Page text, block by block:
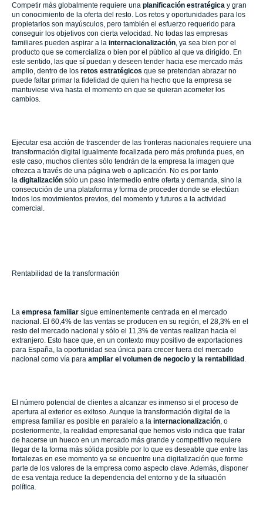
Competir más globalmente requiere una planificación estratégica y gran
un conocimiento de la oferta del resto. Los retos y oportunidades para los
propietarios son mayúsculos, pero también el esfuerzo requerido para
conseguir los objetivos con cierta velocidad. No todas las empresas
familiares pueden aspirar a la internacionalización , ya sea bien por el
producto que se comercializa o bien por el público al que va dirigido. En
este sentido, las que sí puedan y deseen tender hacia ese mercado más
amplio, dentro de los retos estratégicos que se pretendan abrazar no
puede faltar primar la fidelidad de quien ha hecho que la empresa se
mantuviese viva hasta el momento en que se quieran acometer los
cambios.
Ejecutar esa acción de trascender de las fronteras nacionales requiere una
transformación digital igualmente focalizada pero más profunda pues, en
este caso, muchos clientes sólo tendrán de la empresa la imagen que
ofrezca a través de una página web o aplicación. No es por tanto
la digitalización sólo un paso intermedio entre oferta y demanda, sino la
consecución de una plataforma y forma de proceder donde se efectúan
todos los movimientos previos, del momento y futuros a la actividad
comercial.
Rentabilidad de la transformación
La empresa familiar sigue eminentemente centrada en el mercado
nacional. El 60,4% de las ventas se producen en su región, el 28,3% en el
resto del mercado nacional y sólo el 11,3% de ventas realizan hacia el
extranjero. Esto hace que, en un contexto muy positivo de exportaciones
para España, la oportunidad sea única para crecer fuera del mercado
nacional como vía para ampliar el volumen de negocio y la rentabilidad .
El número potencial de clientes a alcanzar es inmenso si el proceso de
apertura al exterior es exitoso. Aunque la transformación digital de la
empresa familiar es posible en paralelo a la internacionalización, o
posteriormente, la realidad empresarial que hemos visto indica que tratar
de hacerse un hueco en un mercado más grande y competitivo requiere
llegar de la forma más sólida posible por lo que es deseable que entre las
fortalezas en ese momento ya se encuentre una digitalización que forme
parte de los valores de la empresa como aspecto clave. Además, disponer
de esa ventaja reduce la dependencia del entorno y de la situación
política.